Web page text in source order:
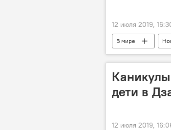
12 июля 2019,
В мире
дети в
12 июля 2019,